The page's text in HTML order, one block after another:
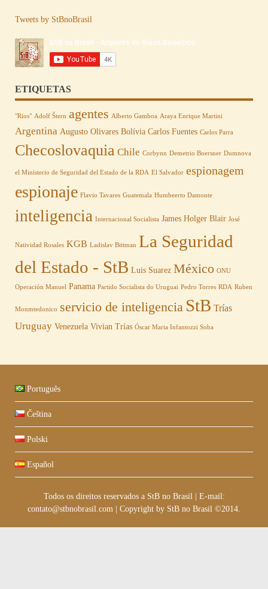
Tweets by StBnoBrasil
ETIQUETAS
"Rios" Adolf Štern agentes Alberto Gamboa Araya Enrique Martini
Argentina Augusto Olivares Bolívia Carlos Fuentes Carlos Parra
Checoslovaquia Chile Corbynn Demetrio Boersner Dumnova
el Ministerio de Seguridad del Estado de la RDA El Salvador espionagem
espionaje Flavio Tavares Guatemala Humbeerto Damonte
inteligencia Internacional Socialista James Holger Blair José
Natividad Rosales KGB Ladislav Bittman La Seguridad
del Estado - StB Luis Suarez México ONU
Operación Manuel Panama Partido Socialista do Uruguai Pedro Torres RDA Ruben
Monmtedonico servicio de inteligencia StB Trías
Uruguay Venezuela Vivian Trías Óscar Maria Infantozzi Soba
Português
Čeština
Polski
Español
Todos os direitos reservados a StB no Brasil | E-mail:
contato@stbnobrasil.com | Copyright by StB no Brasil ©2014